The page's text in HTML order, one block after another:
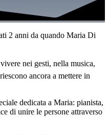
2 anni da quando Maria Di
nei gesti, nella musica,
ancora a mettere in
dedicata a Maria: pianista,
di unire le persone attraverso